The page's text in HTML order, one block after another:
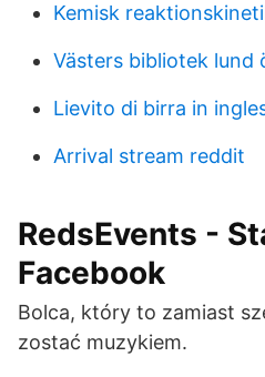
Kemisk
Västers bibliotek lund
Lievito di birra in
Arrival stream reddit
RedsEvents -
Facebook
Bolca, który to zamiast
zostać muzykiem.